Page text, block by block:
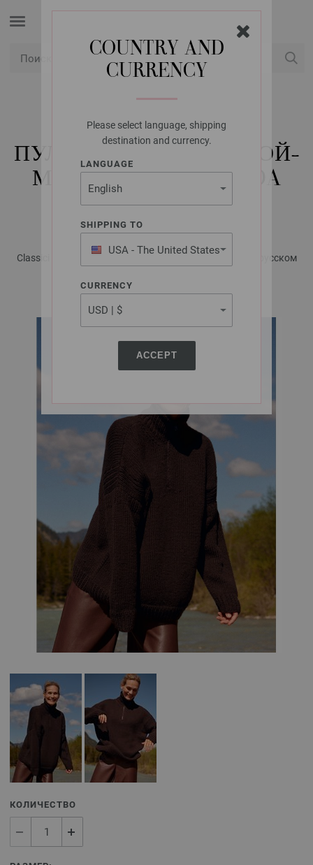
COUNTRY AND
CURRENCY
Please select language, shipping
destination and currency.
LANGUAGE
SHIPPING TO
USA - The United States
of America
CURRENCY
ACCEPT
LANA GROSSA
ПУЛОВЕР С ЗАСТЕЖКОЙ-
МОЛНИЕЙ ALTA MODA
CASHMERE 16
Classici No. 21 - Журнал на немецком, инструкции на русском
КОЛИЧЕСТВО